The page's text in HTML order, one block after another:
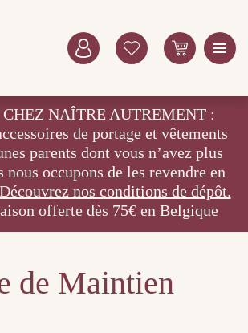
NAÎTRE AUTREMENT :
de portage et vêtements
parents dont vous n’avez plus
nous occupons de les revendre en
Découvrez nos conditions de dépôt.
offerte dès 75€ en Belgique
de Maintien